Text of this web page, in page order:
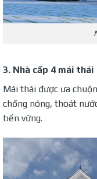
3. Nhà cấp 4 mái thái
Mái thái được ưa
chống nóng, thoát
bền vững.